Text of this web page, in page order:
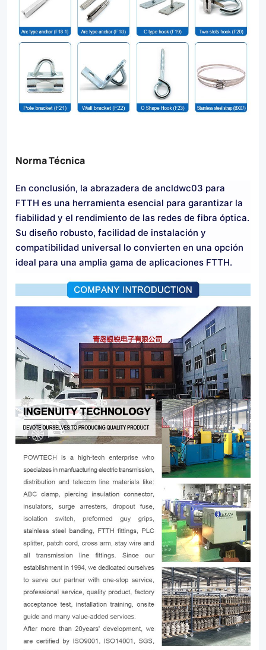
Norma Técnica
En conclusión, la abrazadera de ancldwc03 para
FTTH es una herramienta esencial para garantizar la
fiabilidad y el rendimiento de las redes de fibra óptica.
Su diseño robusto, facilidad de instalación y
compatibilidad universal lo convierten en una opción
ideal para una amplia gama de aplicaciones FTTH.